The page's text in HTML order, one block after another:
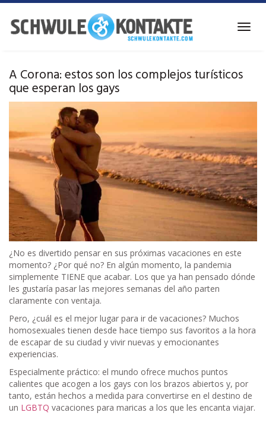
Ir
contenido
A Corona: estos son los complejos turísticos
que esperan los gays
¿No es divertido pensar en sus próximas vacaciones en este
momento? ¿Por qué no? En algún momento, la pandemia
simplemente TIENE que acabar. Los que ya han pensado dónde
les gustaría pasar las mejores semanas del año parten
claramente con ventaja.
Pero, ¿cuál es el mejor lugar para ir de vacaciones? Muchos
homosexuales tienen desde hace tiempo sus favoritos a la hora
de escapar de su ciudad y vivir nuevas y emocionantes
experiencias.
Especialmente práctico: el mundo ofrece muchos puntos
calientes que acogen a los gays con los brazos abiertos y, por
tanto, están hechos a medida para convertirse en el destino de
un LGBTQ vacaciones para maricas a los que les encanta viajar.